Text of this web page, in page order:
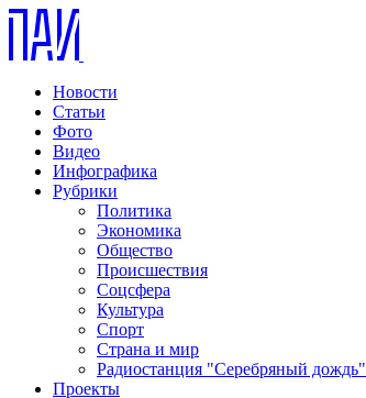
Новости
Статьи
Фото
Видео
Инфографика
Рубрики
Политика
Экономика
Общество
Происшествия
Соцсфера
Культура
Спорт
Страна и мир
Радиостанция "Серебряный дождь"
Проекты